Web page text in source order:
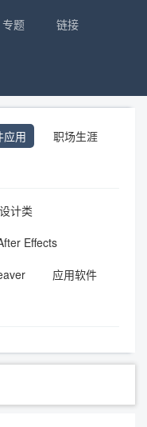
专题 链接
应用
职场生涯
计类
Effects
应用软件